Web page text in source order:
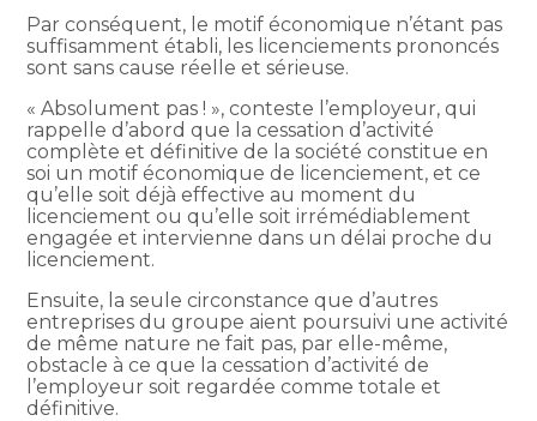
Par conséquent, le motif économique n’étant pas
suffisamment établi, les licenciements prononcés
sont sans cause réelle et sérieuse.
« Absolument pas ! », conteste l’employeur, qui
rappelle d’abord que la cessation d’activité
complète et définitive de la société constitue en
soi un motif économique de licenciement, et ce
qu’elle soit déjà effective au moment du
licenciement ou qu’elle soit irrémédiablement
engagée et intervienne dans un délai proche du
licenciement.
Ensuite, la seule circonstance que d’autres
entreprises du groupe aient poursuivi une activité
de même nature ne fait pas, par elle-même,
obstacle à ce que la cessation d’activité de
l’employeur soit regardée comme totale et
définitive.